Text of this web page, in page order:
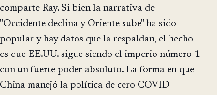
comparte Ray. Si bien la narrativa de
"Occidente declina y Oriente sube" ha sido
popular y hay datos que la respaldan, el hecho
es que EE.UU. sigue siendo el imperio número 1
con un fuerte poder absoluto. La forma en que
China manejó la política de cero COVID